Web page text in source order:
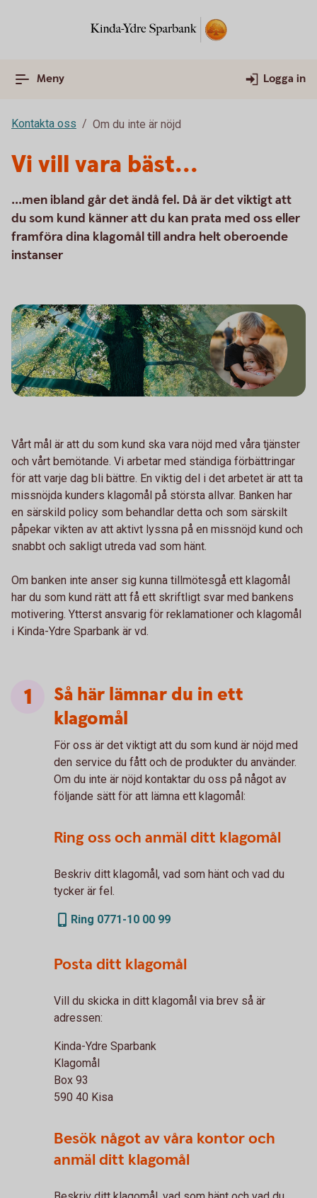
Meny Logga in
Kontakta oss Om du inte är nöjd
Vi vill vara bäst...
...men ibland går det ändå fel. Då är det viktigt att
du som kund känner att du kan prata med oss eller
framföra dina klagomål till andra helt oberoende
instanser
Vårt mål är att du som kund ska vara nöjd med våra tjänster
och vårt bemötande. Vi arbetar med ständiga förbättringar
för att varje dag bli bättre. En viktig del i det arbetet är att ta
missnöjda kunders klagomål på största allvar. Banken har
en särskild policy som behandlar detta och som särskilt
påpekar vikten av att aktivt lyssna på en missnöjd kund och
snabbt och sakligt utreda vad som hänt.
Om banken inte anser sig kunna tillmötesgå ett klagomål
har du som kund rätt att få ett skriftligt svar med bankens
motivering. Ytterst ansvarig för reklamationer och klagomål
i Kinda-Ydre Sparbank är vd.
Så här lämnar du in ett
klagomål
För oss är det viktigt att du som kund är nöjd med
den service du fått och de produkter du använder.
Om du inte är nöjd kontaktar du oss på något av
följande sätt för att lämna ett klagomål:
Ring oss och anmäl ditt klagomål
Beskriv ditt klagomål, vad som hänt och vad du
tycker är fel.
Ring 0771-10 00 99
Posta ditt klagomål
Vill du skicka in ditt klagomål via brev så är
adressen:
Kinda-Ydre Sparbank
Klagomål
Box 93
590 40 Kisa
Besök något av våra kontor och
anmäl ditt klagomål